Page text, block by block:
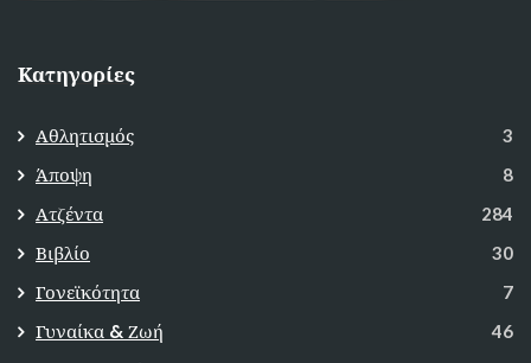
Κατηγορίες
Αθλητισμός 3
Άποψη 8
Ατζέντα 284
Βιβλίο 30
Γονεϊκότητα 7
Γυναίκα & Ζωή 46